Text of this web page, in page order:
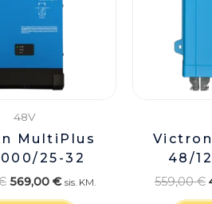
48V
MultiPlus
25-32
569,00 € sis. KM.
48/
559,00€